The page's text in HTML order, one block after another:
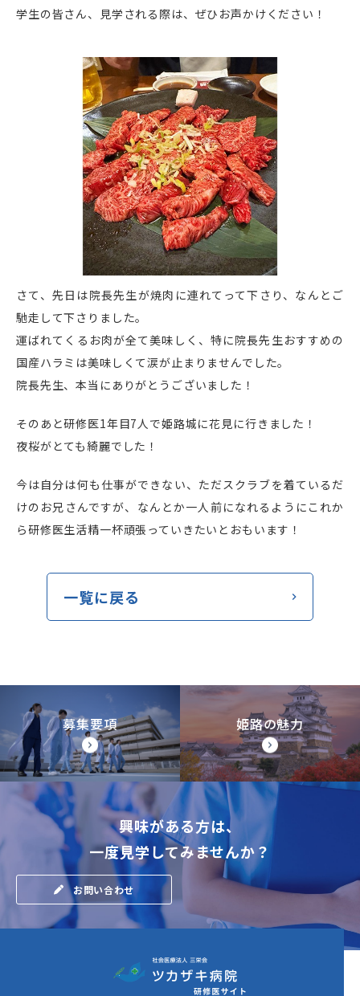
学生の皆さん、見学される際は、ぜひお声かけください！
さて、先日は院長先生が焼肉に連れてって下さり、なんとご
馳走して下さりました。
運ばれてくるお肉が全て美味しく、特に院長先生おすすめの
国産ハラミは美味しくて涙が止まりませんでした。
院長先生、本当にありがとうございました！
そのあと研修医1年目7人で姫路城に花見に行きました！
夜桜がとても綺麗でした！
今は自分は何も仕事ができない、ただスクラブを着ているだ
けのお兄さんですが、なんとか一人前になれるようにこれか
ら研修医生活精一杯頑張っていきたいとおもいます！
一覧に戻る
募集要項 姫路の魅力
興味がある方は、
一度見学してみませんか？
お問い合わせ